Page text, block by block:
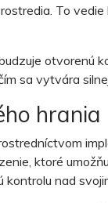
To
otvorenú
sa vytvára
hrania
ktoré
nad